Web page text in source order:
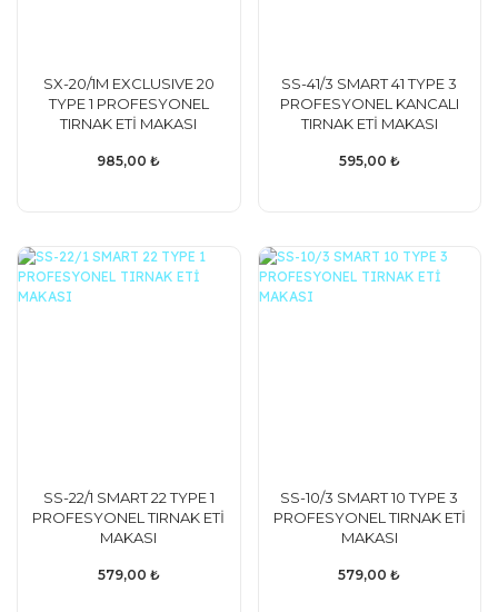
SX-20/1M EXCLUSIVE 20
TYPE 1 PROFESYONEL
TIRNAK ETİ MAKASI
985,00 ₺
SS-41/3 SMART 41 TYPE 3
PROFESYONEL KANCALI
TIRNAK ETİ MAKASI
595,00 ₺
SS-22/1 SMART 22 TYPE 1
PROFESYONEL TIRNAK ETİ
MAKASI
579,00 ₺
SS-10/3 SMART 10 TYPE 3
PROFESYONEL TIRNAK ETİ
MAKASI
579,00 ₺